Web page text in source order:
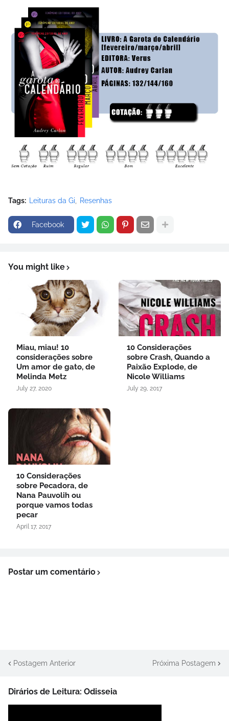
Tags: Leituras da Gi Resenhas
Facebook
You might like
Miau, miau! 10
considerações sobre
Um amor de gato, de
Melinda Metz
July 27, 2020
10 Considerações
sobre Crash, Quando a
Paixão Explode, de
Nicole Williams
July 29, 2017
10 Considerações
sobre Pecadora, de
Nana Pauvolih ou
porque vamos todas
pecar
April 17, 2017
Postar um comentário
Postagem Anterior Próxima Postagem
Dirários de Leitura: Odisseia